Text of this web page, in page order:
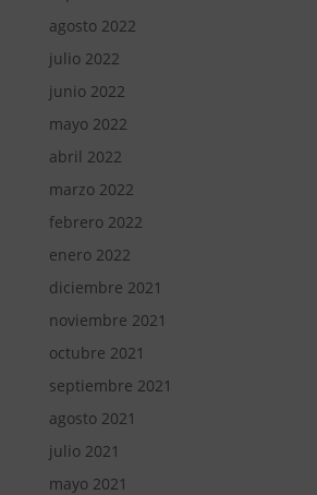
agosto 2022
julio 2022
junio 2022
mayo 2022
abril 2022
marzo 2022
febrero 2022
enero 2022
diciembre 2021
noviembre 2021
octubre 2021
septiembre 2021
agosto 2021
julio 2021
mayo 2021